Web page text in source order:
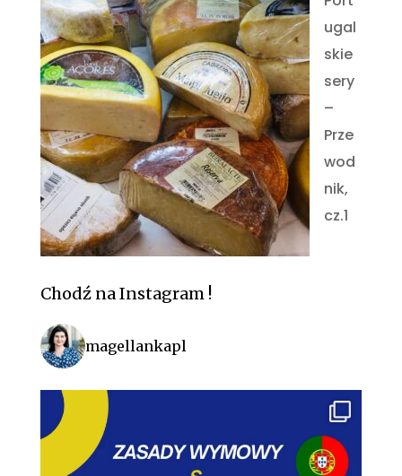
ugal
skie
sery
–
Prze
wod
nik,
cz.1
Chodź na Instagram !
magellankapl